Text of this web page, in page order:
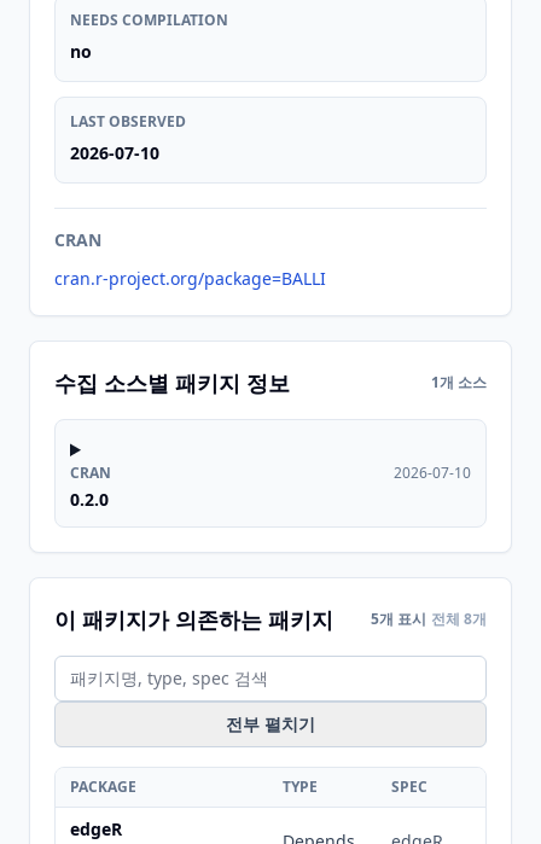
NEEDS COMPILATION
no
LAST OBSERVED
2026-07-10
CRAN
cran.r-project.org/package=BALLI
수집 소스별 패키지 정보 1개 소스
CRAN
0.2.0
2026-07-10
이 패키지가 의존하는 패키지 5개 표시 전체 8개
전부 펼치기
PACKAGE TYPE SPEC
edgeR